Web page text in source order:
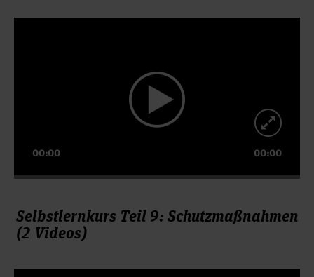
00:00 00:00
Selbstlernkurs Teil 9: Schutzmaßnahmen
(2 Videos)